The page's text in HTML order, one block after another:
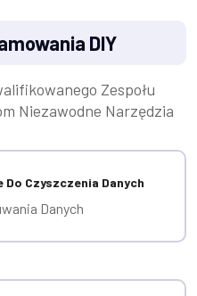
DIY
Zespołu
Niezawodne Narzędzia
Czyszczenia Danych
Danych